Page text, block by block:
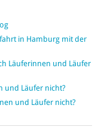
in Hamburg mit der
Läuferinnen und Läufer
und Läufer nicht?
und Läufer nicht?